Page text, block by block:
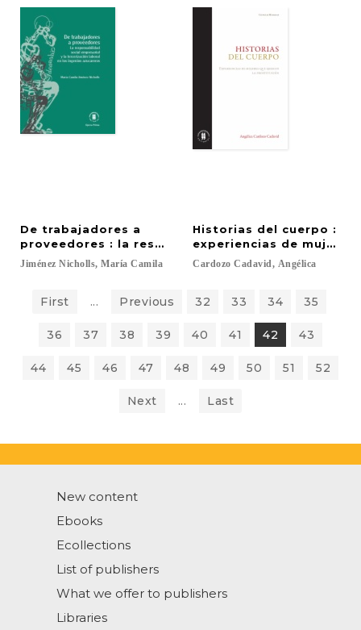
De trabajadores a
proveedores : la responsabilidad social
Jiménez Nicholls, María Camila
Historias del cuerpo :
experiencias de
Cardozo Cadavid, Angélica
First ... Previous 32 33 34 35
36 37 38 39 40 41 42 43
44 45 46 47 48 49 50 51 52
Next ... Last
New content
Ebooks
Ecollections
List of publishers
What we offer to publishers
Libraries